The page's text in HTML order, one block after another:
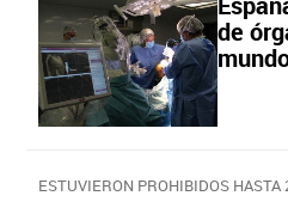
de
ESTUVIERON PROHIBIDOS HASTA